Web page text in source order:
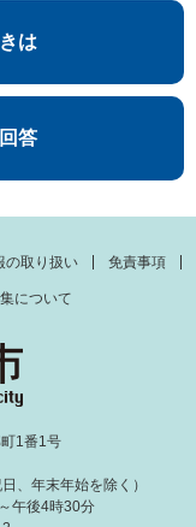
は
答
の取り扱い 免責事項
について
1番1号
、年末年始を除く）
午後4時30分